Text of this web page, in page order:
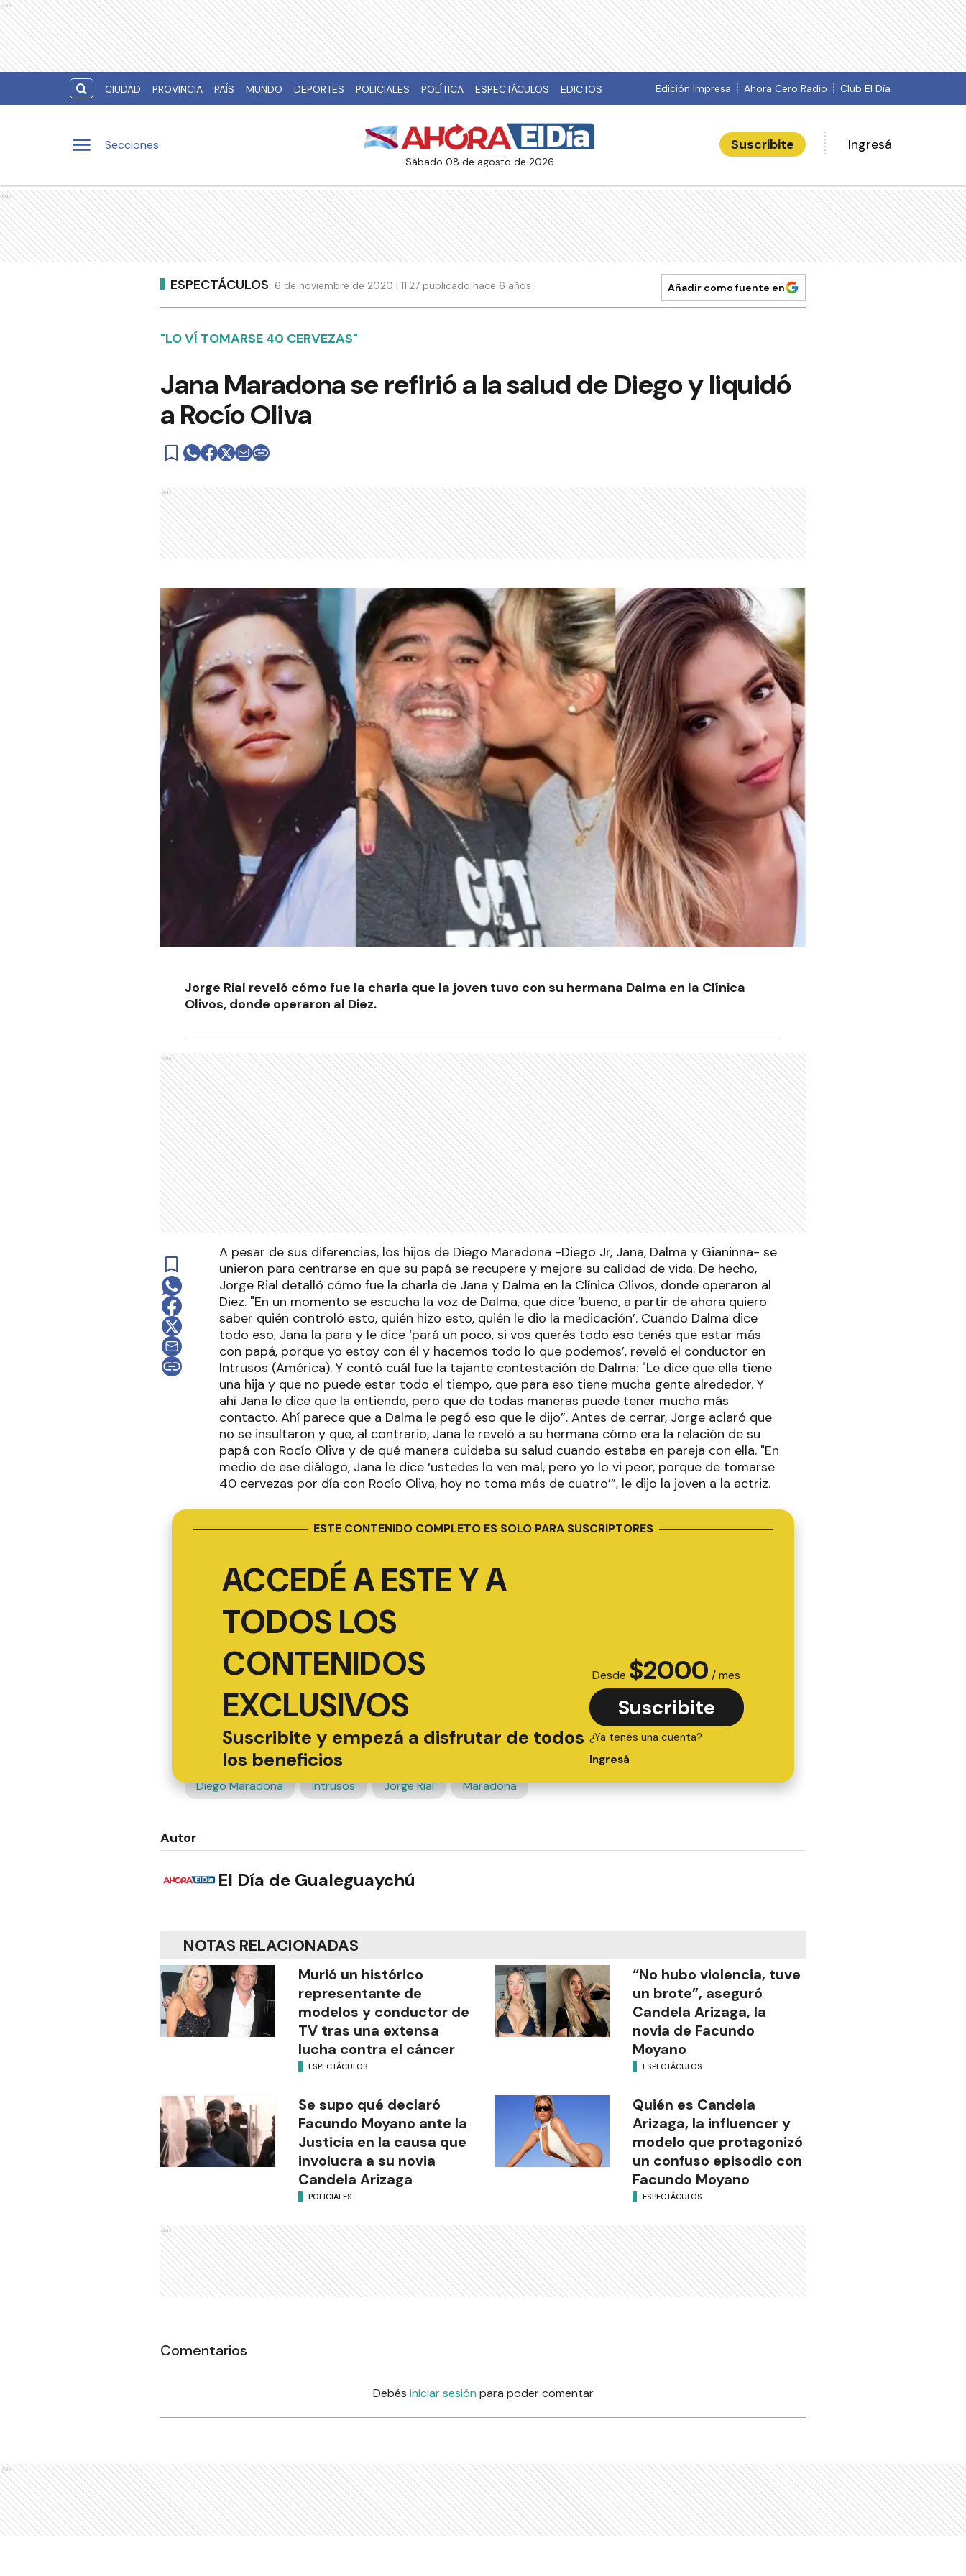
Ads
CIUDAD PROVINCIA PAÍS MUNDO DEPORTES POLICIALES POLÍTICA ESPECTÁCULOS EDICTOS Edición Impresa Ahora Cero Radio Club El Día
Secciones
sábado 08 de agosto de 2026
Suscribite Ingresá
Ads
ESPECTÁCULOS 6 de noviembre de 2020 | 11:27 publicado hace 6 años Añadir como fuente en
"LO VÍ TOMARSE 40 CERVEZAS"
Jana Maradona se refirió a la salud de Diego y liquidó
a Rocío Oliva
Ads
Jorge Rial reveló cómo fue la charla que la joven tuvo con su hermana Dalma en la Clínica
Olivos, donde operaron al Diez.
Ads
A pesar de sus diferencias, los hijos de Diego Maradona -Diego Jr, Jana, Dalma y Gianinna- se
unieron para centrarse en que su papá se recupere y mejore su calidad de vida. De hecho,
Jorge Rial detalló cómo fue la charla de Jana y Dalma en la Clínica Olivos, donde operaron al
Diez. "En un momento se escucha la voz de Dalma, que dice ‘bueno, a partir de ahora quiero
saber quién controló esto, quién hizo esto, quién le dio la medicación’. Cuando Dalma dice
todo eso, Jana la para y le dice ‘pará un poco, si vos querés todo eso tenés que estar más
con papá, porque yo estoy con él y hacemos todo lo que podemos’, reveló el conductor en
Intrusos (América). Y contó cuál fue la tajante contestación de Dalma: "Le dice que ella tiene
una hija y que no puede estar todo el tiempo, que para eso tiene mucha gente alrededor. Y
ahí Jana le dice que la entiende, pero que de todas maneras puede tener mucho más
contacto. Ahí parece que a Dalma le pegó eso que le dijo”. Antes de cerrar, Jorge aclaró que
no se insultaron y que, al contrario, Jana le reveló a su hermana cómo era la relación de su
papá con Rocío Oliva y de qué manera cuidaba su salud cuando estaba en pareja con ella. "En
medio de ese diálogo, Jana le dice ‘ustedes lo ven mal, pero yo lo vi peor, porque de tomarse
40 cervezas por día con Rocío Oliva, hoy no toma más de cuatro’”, le dijo la joven a la actriz.
ESTE CONTENIDO COMPLETO ES SOLO PARA SUSCRIPTORES
ACCEDÉ A ESTE Y A
TODOS LOS
CONTENIDOS
EXCLUSIVOS
Suscribite y empezá a disfrutar de todos
los beneficios
Desde $2000 / mes
Suscribite
¿Ya tenés una cuenta?
Ingresá
Diego Maradona Intrusos Jorge Rial Maradona
Autor
El Día de Gualeguaychú
NOTAS RELACIONADAS
Murió un histórico
representante de
modelos y conductor de
TV tras una extensa
lucha contra el cáncer
ESPECTÁCULOS
“No hubo violencia, tuve
un brote”, aseguró
Candela Arizaga, la
novia de Facundo
Moyano
ESPECTÁCULOS
Se supo qué declaró
Facundo Moyano ante la
Justicia en la causa que
involucra a su novia
Candela Arizaga
POLICIALES
Quién es Candela
Arizaga, la influencer y
modelo que protagonizó
un confuso episodio con
Facundo Moyano
ESPECTÁCULOS
Ads
Comentarios
Debés iniciar sesión para poder comentar
Ads